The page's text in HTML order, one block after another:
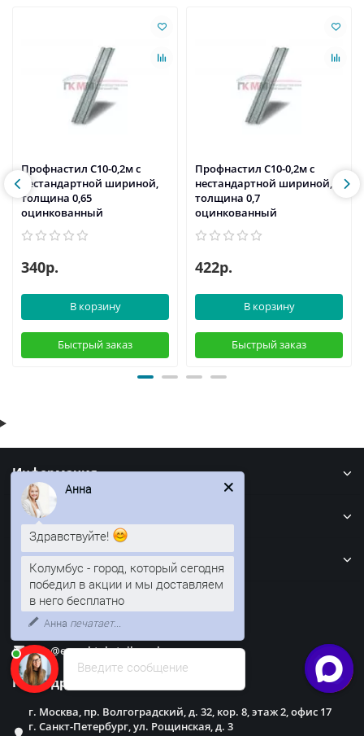
Профнастил С10-0,2м с
нестандартной шириной,
толщина 0,65
оцинкованный
340р.
В корзину
Быстрый заказ
Профнастил С10-0,2м с
нестандартной шириной,
толщина 0,7
оцинкованный
422р.
В корзину
Быстрый заказ
Информация
Кровля
Забор
Наши контакты
info@evroshtaketnikmoskva.ru
Наш адрес
г. Москва, пр. Волгоградский, д. 32, кор. 8, этаж 2, офис 17
г. Санкт-Петербург, ул. Рощинская, д. 3
Введите сообщение
Анна
Здравствуйте!
Колумбус - город, который сегодня
победил в акции и мы доставляем
в него бесплатно
Анна печатает...